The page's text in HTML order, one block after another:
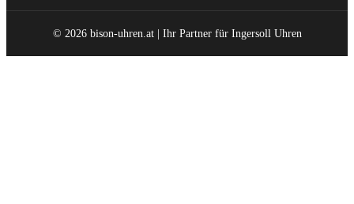
© 2026 bison-uhren.at | Ihr Partner für Ingersoll Uhren